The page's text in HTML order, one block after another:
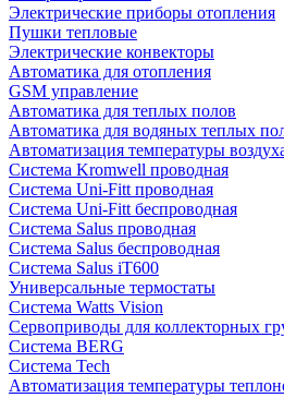
Электрические приборы отопления
Пушки тепловые
Электрические конвекторы
Автоматика для отопления
GSM управление
Автоматика для теплых полов
Автоматика для водяных теплых
Автоматизация температуры
Система Kromwell проводная
Система Uni-Fitt проводная
Система Uni-Fitt беспроводная
Система Salus проводная
Система Salus беспроводная
Система Salus iT600
Универсальные термостаты
Система Watts Vision
Сервоприводы для коллекторных
Система BERG
Система Tech
Автоматизация температуры